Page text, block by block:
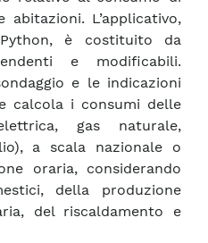
abitazioni. L’applicativo,
è costituito da
e modificabili.
e le indicazioni
calcola i consumi delle
gas naturale,
a scala nazionale o
oraria, considerando
della produzione
del riscaldamento e